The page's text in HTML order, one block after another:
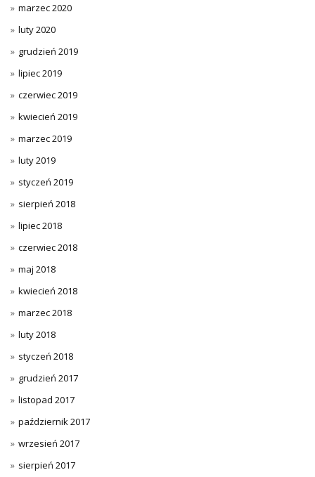
marzec 2020
luty 2020
grudzień 2019
lipiec 2019
czerwiec 2019
kwiecień 2019
marzec 2019
luty 2019
styczeń 2019
sierpień 2018
lipiec 2018
czerwiec 2018
maj 2018
kwiecień 2018
marzec 2018
luty 2018
styczeń 2018
grudzień 2017
listopad 2017
październik 2017
wrzesień 2017
sierpień 2017